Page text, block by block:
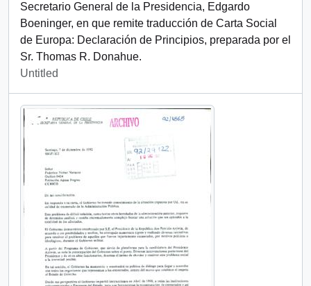
Secretario General de la Presidencia, Edgardo
Boeninger, en que remite traducción de Carta Social
de Europa: Declaración de Principios, preparada por el
Sr. Thomas R. Donahue.
Untitled